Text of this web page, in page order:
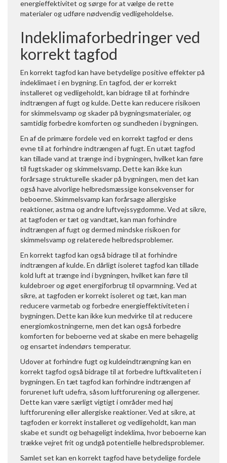
energieffektivitet og sørge for at vælge de rette
materialer og udføre nødvendig vedligeholdelse.
Indeklimaforbedringer ved
korrekt tagfod
En korrekt tagfod kan have betydelige positive effekter på
indeklimaet i en bygning. En tagfod, der er korrekt
installeret og vedligeholdt, kan bidrage til at forhindre
indtrængen af fugt og kulde. Dette kan reducere risikoen
for skimmelsvamp og skader på bygningsmaterialer, og
samtidig forbedre komforten og sundheden i bygningen.
En af de primære fordele ved en korrekt tagfod er dens
evne til at forhindre indtrængen af fugt. En utæt tagfod
kan tillade vand at trænge ind i bygningen, hvilket kan føre
til fugtskader og skimmelsvamp. Dette kan ikke kun
forårsage strukturelle skader på bygningen, men det kan
også have alvorlige helbredsmæssige konsekvenser for
beboerne. Skimmelsvamp kan forårsage allergiske
reaktioner, astma og andre luftvejssygdomme. Ved at sikre,
at tagfoden er tæt og vandtæt, kan man forhindre
indtrængen af fugt og dermed mindske risikoen for
skimmelsvamp og relaterede helbredsproblemer.
En korrekt tagfod kan også bidrage til at forhindre
indtrængen af kulde. En dårligt isoleret tagfod kan tillade
kold luft at trænge ind i bygningen, hvilket kan føre til
kuldebroer og øget energiforbrug til opvarmning. Ved at
sikre, at tagfoden er korrekt isoleret og tæt, kan man
reducere varmetab og forbedre energieffektiviteten i
bygningen. Dette kan ikke kun medvirke til at reducere
energiomkostningerne, men det kan også forbedre
komforten for beboerne ved at skabe en mere behagelig
og ensartet indendørs temperatur.
Udover at forhindre fugt og kuldeindtrængning kan en
korrekt tagfod også bidrage til at forbedre luftkvaliteten i
bygningen. En tæt tagfod kan forhindre indtrængen af
forurenet luft udefra, såsom luftforurening og allergener.
Dette kan være særligt vigtigt i områder med høj
luftforurening eller allergiske reaktioner. Ved at sikre, at
tagfoden er korrekt installeret og vedligeholdt, kan man
skabe et sundt og behageligt indeklima, hvor beboerne kan
trække vejret frit og undgå potentielle helbredsproblemer.
Samlet set kan en korrekt tagfod have betydelige fordele